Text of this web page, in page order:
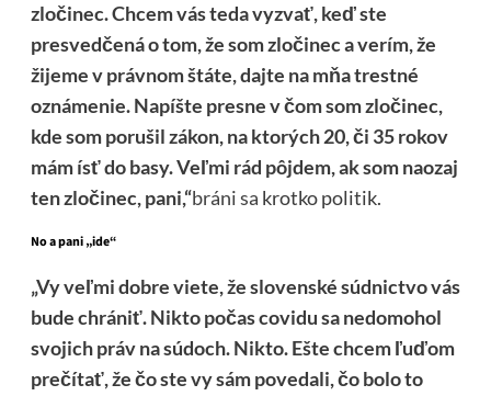
zločinec. Chcem vás teda vyzvať, keď ste
presvedčená o tom, že som zločinec a verím, že
žijeme v právnom štáte, dajte na mňa trestné
oznámenie. Napíšte presne v čom som zločinec,
kde som porušil zákon, na ktorých 20, či 35 rokov
mám ísť do basy. Veľmi rád pôjdem, ak som naozaj
ten zločinec, pani,“bráni sa krotko politik.
No a pani „ide“
„Vy veľmi dobre viete, že slovenské súdnictvo vás
bude chrániť. Nikto počas covidu sa nedomohol
svojich práv na súdoch. Nikto. Ešte chcem ľuďom
prečítať, že čo ste vy sám povedali, čo bolo to